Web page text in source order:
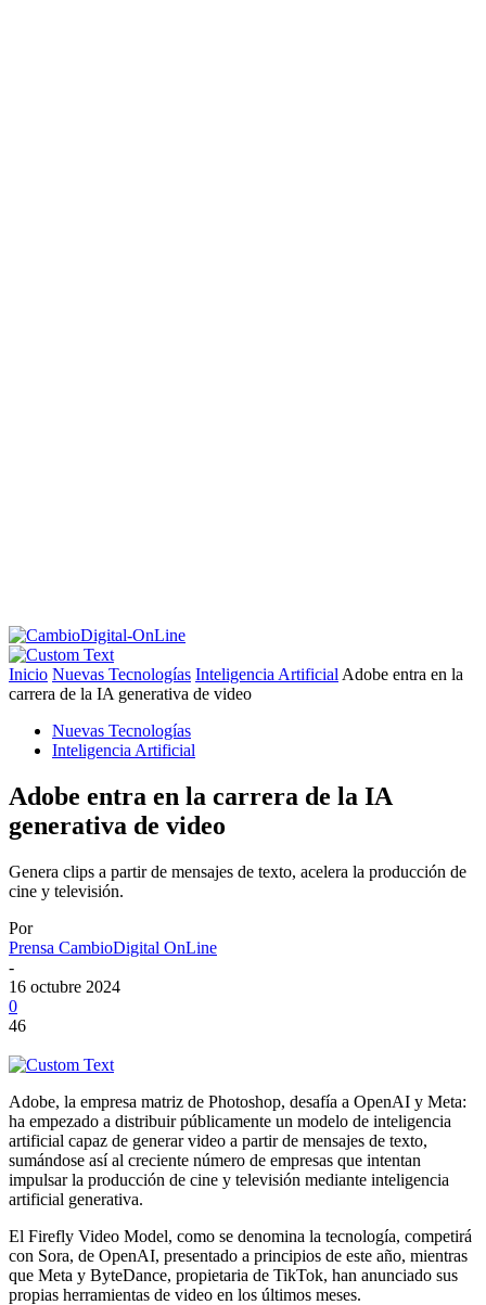
Inicio Nuevas Tecnologías Inteligencia Artificial Adobe entra en la
carrera de la IA generativa de video
Nuevas Tecnologías
Inteligencia Artificial
Adobe entra en la carrera de la IA
generativa de video
Genera clips a partir de mensajes de texto, acelera la producción de
cine y televisión.
Por
Prensa CambioDigital OnLine
-
16 octubre 2024
0
46
Adobe, la empresa matriz de Photoshop, desafía a OpenAI y Meta:
ha empezado a distribuir públicamente un modelo de inteligencia
artificial capaz de generar video a partir de mensajes de texto,
sumándose así al creciente número de empresas que intentan
impulsar la producción de cine y televisión mediante inteligencia
artificial generativa.
El Firefly Video Model, como se denomina la tecnología, competirá
con Sora, de OpenAI, presentado a principios de este año, mientras
que Meta y ByteDance, propietaria de TikTok, han anunciado sus
propias herramientas de video en los últimos meses.